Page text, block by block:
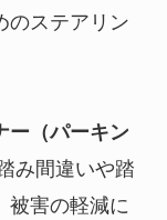
のステアリン
ー（パーキン
み間違いや踏
被害の軽減に